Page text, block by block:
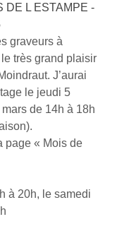
graveurs à
le très grand plaisir
J’aurai
le jeudi 5
de 14h à 18h
page « Mois de
à 20h, le samedi